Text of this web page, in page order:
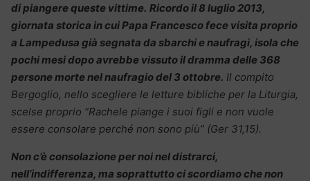
di piangere queste vittime. Ricordo il 8 luglio 2013,
giornata storica in cui Papa Francesco fece visita proprio
a Lampedusa già segnata da sbarchi e naufragi, isola che
pochi mesi dopo avrebbe vissuto il dramma delle 368
persone morte nel naufragio del 3 ottobre. Il compito
Bergoglio, nello scegliere le letture bibliche per la Liturgia,
scelse proprio “Rachele piange i suoi figli e non vuole
essere consolare perché non sono più” (Ger 31,15).
Non c’è consolazione per noi nel distrarci,
nell’indifferenza, ma soprattutto ci scordiamo che non